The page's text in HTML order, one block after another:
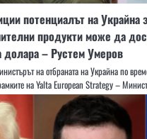
потенциалът на Украйна
продукти може да
долара – Рустем Умеров
на отбраната на Украйна по
на Yalta European Strategy –